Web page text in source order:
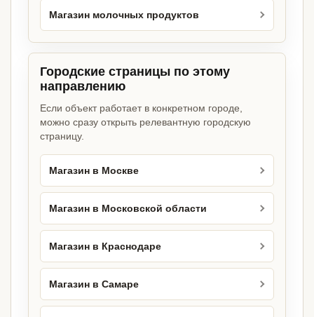
Магазин молочных продуктов
Городские страницы по этому
направлению
Если объект работает в конкретном городе,
можно сразу открыть релевантную городскую
страницу.
Магазин в Москве
Магазин в Московской области
Магазин в Краснодаре
Магазин в Самаре